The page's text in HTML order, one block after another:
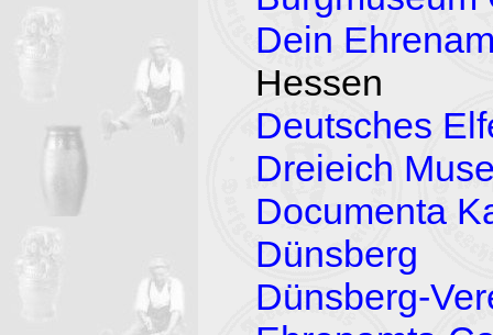
Dein
Hessen
Deutsches
Dreieich
Documenta
Dünsberg
Dünsberg-